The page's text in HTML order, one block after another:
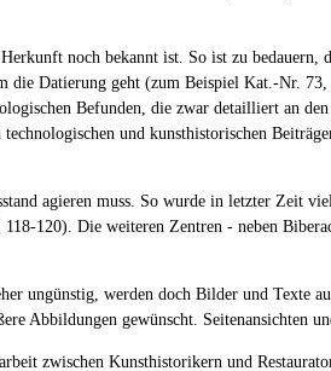
noch bekannt ist. So ist zu bedauern,
Datierung geht (zum Beispiel Kat.-Nr.
Befunden, die zwar detailliert an
und kunsthistorischen
agieren muss. So wurde in letzter Zeit
120). Die weiteren Zentren - neben
ungünstig, werden doch Bilder und Texte
Abbildungen gewünscht. Seitenansichten
zwischen Kunsthistorikern und